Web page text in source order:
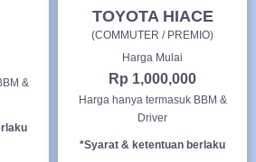
&
TOYOTA HIACE
(COMMUTER / PREMIO)
Harga Mulai
Rp 1,000,000
Harga hanya termasuk BBM &
Driver
*Syarat & ketentuan berlaku